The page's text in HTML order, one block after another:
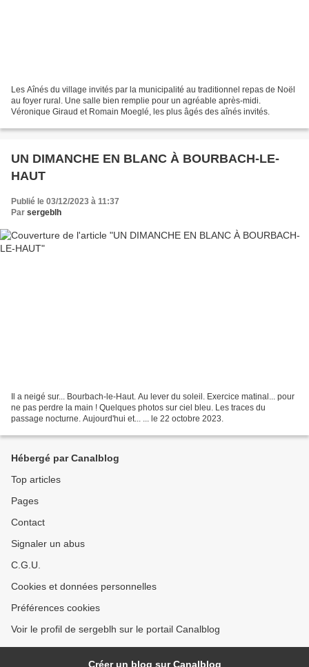
Les Aînés du village invités par la municipalité au traditionnel repas de Noël
au foyer rural. Une salle bien remplie pour un agréable après-midi.
Véronique Giraud et Romain Moeglé, les plus âgés des aînés invités.
UN DIMANCHE EN BLANC À BOURBACH-LE-
HAUT
Publié le 03/12/2023 à 11:37
Par sergeblh
Il a neigé sur... Bourbach-le-Haut. Au lever du soleil. Exercice matinal... pour
ne pas perdre la main ! Quelques photos sur ciel bleu. Les traces du
passage nocturne. Aujourd'hui et... ... le 22 octobre 2023.
Hébergé par Canalblog
Top articles
Pages
Contact
Signaler un abus
C.G.U.
Cookies et données personnelles
Préférences cookies
Voir le profil de sergeblh sur le portail Canalblog
Créer un blog sur Canalblog